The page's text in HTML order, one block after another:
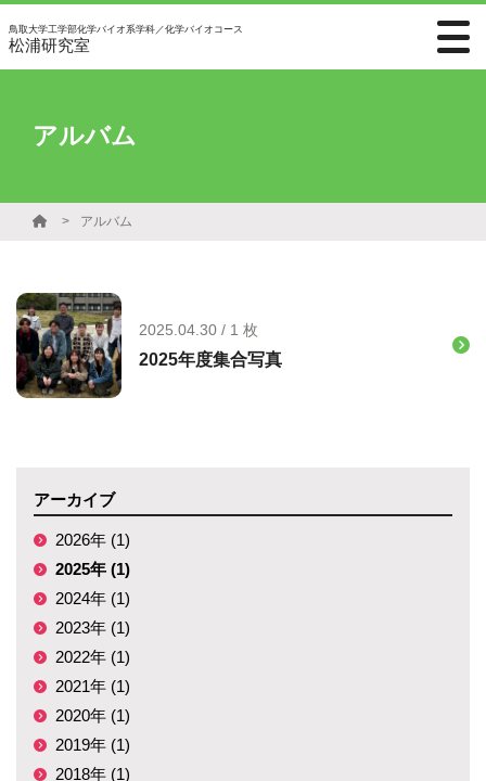
鳥取大学工学部化学バイオ系学科／化学バイオコース
松浦研究室
アルバム
アルバム
2025.04.30 / 1 枚
2025年度集合写真
アーカイブ
2026年 (1)
2025年 (1)
2024年 (1)
2023年 (1)
2022年 (1)
2021年 (1)
2020年 (1)
2019年 (1)
2018年 (1)